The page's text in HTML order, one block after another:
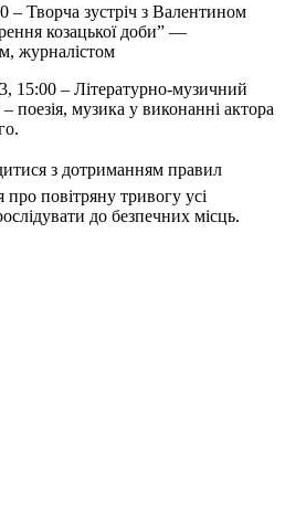
– Творча зустріч з Валентином
козацької доби” —
журналістом
15:00 – Літературно-музичний
поезія, музика у виконанні актора
з дотриманням правил
повітряну тривогу усі
до безпечних місць.